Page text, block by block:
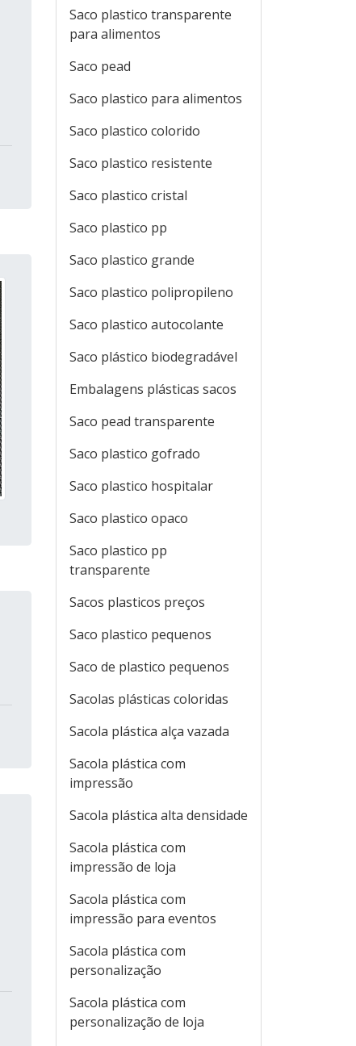
Saco plastico transparente
para alimentos
Saco pead
Saco plastico para alimentos
Saco plastico colorido
Saco plastico resistente
Saco plastico cristal
Saco plastico pp
Saco plastico grande
Saco plastico polipropileno
Saco plastico autocolante
Saco plástico biodegradável
Embalagens plásticas sacos
Saco pead transparente
Saco plastico gofrado
Saco plastico hospitalar
Saco plastico opaco
Saco plastico pp
transparente
Sacos plasticos preços
Saco plastico pequenos
Saco de plastico pequenos
Sacolas plásticas coloridas
Sacola plástica alça vazada
Sacola plástica com
impressão
Sacola plástica alta densidade
Sacola plástica com
impressão de loja
Sacola plástica com
impressão para eventos
Sacola plástica com
personalização
Sacola plástica com
personalização de loja